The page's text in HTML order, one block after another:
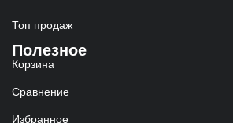
Топ продаж
Полезное
Корзина
Сравнение
Избранное